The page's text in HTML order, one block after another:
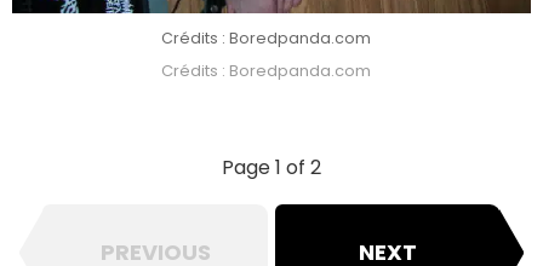
Crédits : Boredpanda.com
Crédits : Boredpanda.com
Page 1 of 2
PREVIOUS NEXT